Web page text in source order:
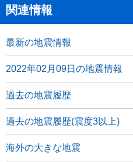
関連情報
最新の地震情報
2022年02月09日の地震情報
過去の地震履歴
過去の地震履歴(震度3以上)
海外の大きな地震